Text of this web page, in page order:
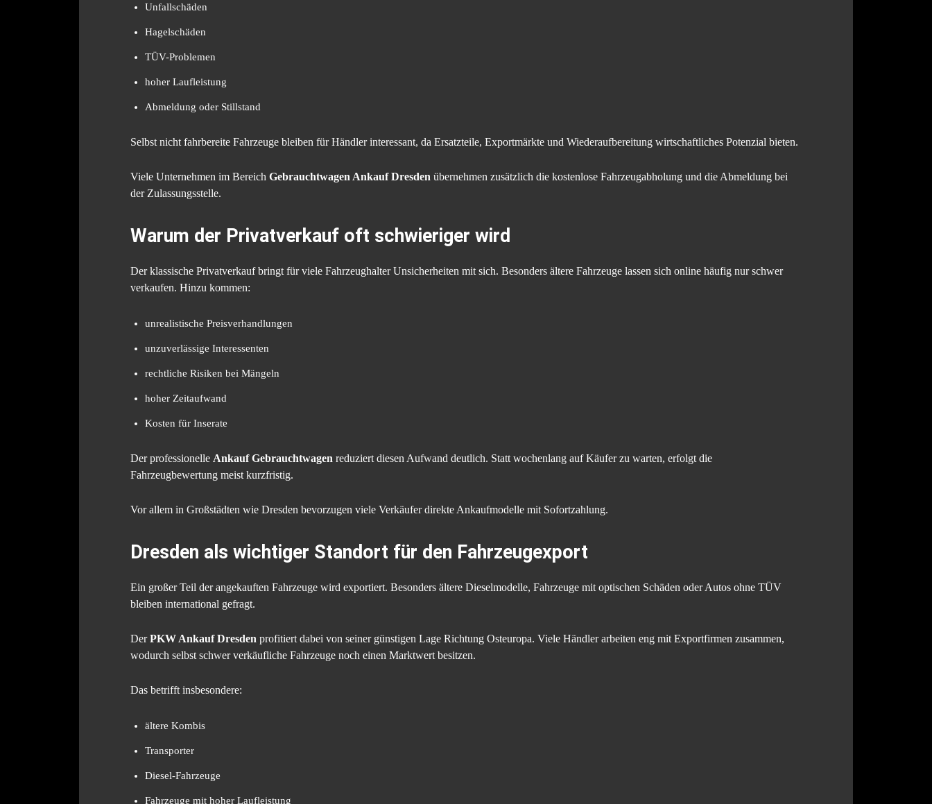
Unfallschäden
Hagelschäden
TÜV-Problemen
hoher Laufleistung
Abmeldung oder Stillstand
Selbst nicht fahrbereite Fahrzeuge bleiben für Händler interessant, da Ersatzteile, Exportmärkte und Wiederaufbereitung wirtschaftliches Potenzial bieten.
Viele Unternehmen im Bereich Gebrauchtwagen Ankauf Dresden übernehmen zusätzlich die kostenlose Fahrzeugabholung und die Abmeldung bei
der Zulassungsstelle.
Warum der Privatverkauf oft schwieriger wird
Der klassische Privatverkauf bringt für viele Fahrzeughalter Unsicherheiten mit sich. Besonders ältere Fahrzeuge lassen sich online häufig nur schwer
verkaufen. Hinzu kommen:
unrealistische Preisverhandlungen
unzuverlässige Interessenten
rechtliche Risiken bei Mängeln
hoher Zeitaufwand
Kosten für Inserate
Der professionelle Ankauf Gebrauchtwagen reduziert diesen Aufwand deutlich. Statt wochenlang auf Käufer zu warten, erfolgt die
Fahrzeugbewertung meist kurzfristig.
Vor allem in Großstädten wie Dresden bevorzugen viele Verkäufer direkte Ankaufmodelle mit Sofortzahlung.
Dresden als wichtiger Standort für den Fahrzeugexport
Ein großer Teil der angekauften Fahrzeuge wird exportiert. Besonders ältere Dieselmodelle, Fahrzeuge mit optischen Schäden oder Autos ohne TÜV
bleiben international gefragt.
DerPKW Ankauf Dresden profitiert dabei von seiner günstigen Lage Richtung Osteuropa. Viele Händler arbeiten eng mit Exportfirmen zusammen,
wodurch selbst schwer verkäufliche Fahrzeuge noch einen Marktwert besitzen.
Das betrifft insbesondere:
ältere Kombis
Transporter
Diesel-Fahrzeuge
Fahrzeuge mit hoher Laufleistung